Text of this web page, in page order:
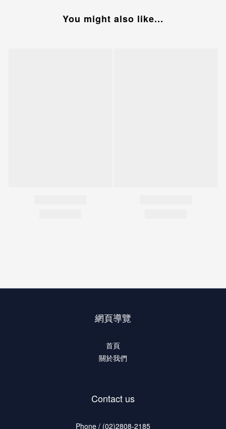
You might also like...
網頁導覽
首頁
關於我們
Contact us
Phone / (02)2808-2185